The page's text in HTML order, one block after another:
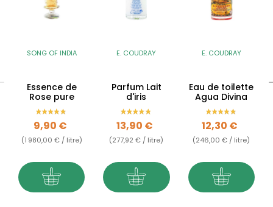
SONG OF INDIA
Essence de
Rose pure
Prix
9,90 €
(1 980,00 € / litre)
E. COUDRAY
Parfum Lait
d'iris
Prix
13,90 €
(277,92 € / litre)
E. COUDRAY
Eau de toilette
Agua Divina
Prix
12,30 €
(246,00 € / litre)